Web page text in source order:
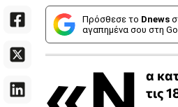
Πρόσθεσε το Dnews
αγαπημένα σου στη
α
τις